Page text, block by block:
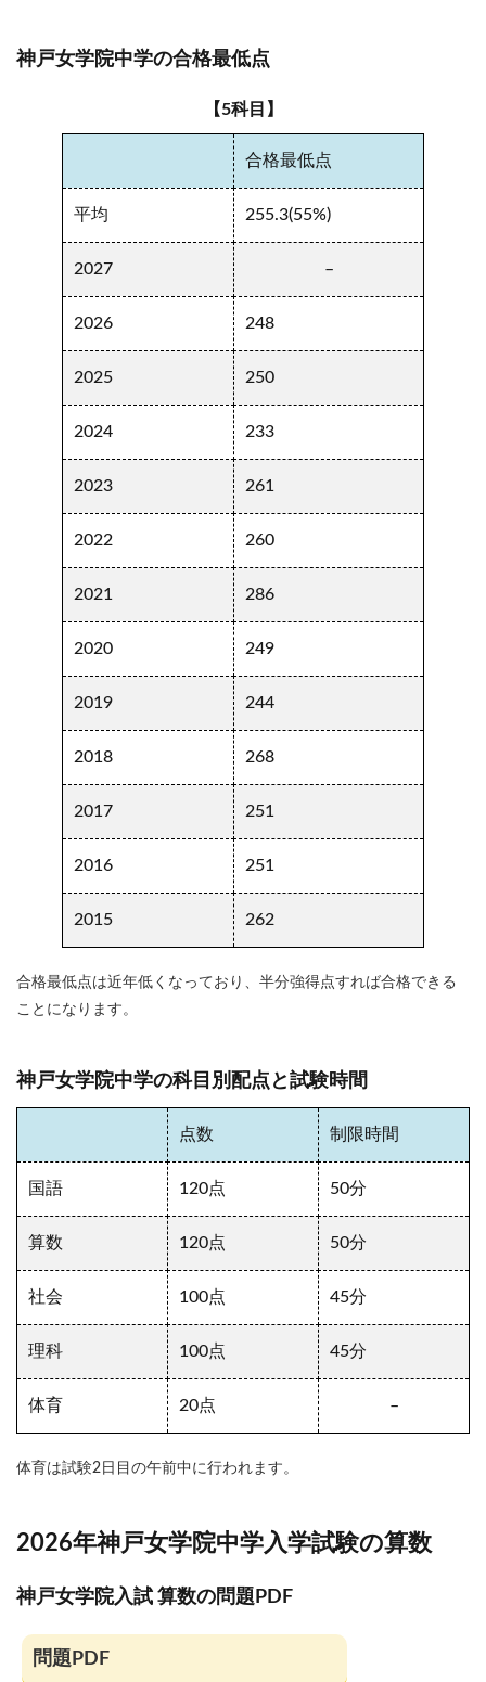
神戸女学院中学の合格最低点
【5科目】
合格最低点
平均 255.3(55%)
2027 –
2026 248
2025 250
2024 233
2023 261
2022 260
2021 286
2020 249
2019 244
2018 268
2017 251
2016 251
2015 262
合格最低点は近年低くなっており、半分強得点すれば合格できる
ことになります。
神戸女学院中学の科目別配点と試験時間
点数 制限時間
国語 120点 50分
算数 120点 50分
社会 100点 45分
理科 100点 45分
体育 20点 –
体育は試験2日目の午前中に行われます。
2026年神戸女学院中学入学試験の算数
神戸女学院入試 算数の問題PDF
問題PDF